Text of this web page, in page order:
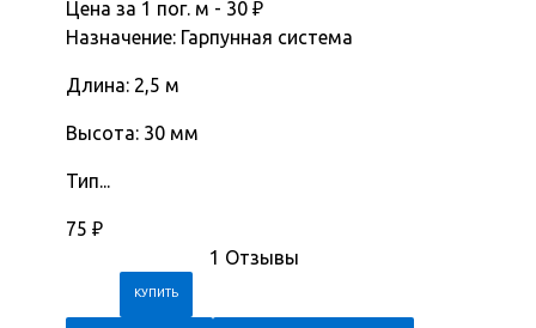
Цена за 1 пог. м - 30 ₽
Назначение: Гарпунная система
Длина: 2,5 м
Высота: 30 мм
Тип...
75 ₽
1 Отзывы